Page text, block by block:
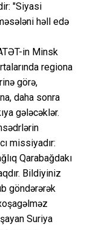
"Siyasi
həll edə
in Minsk
regiona
görə,
daha sonra
gələcəklər.
missiyadır:
Qarabağdakı
Bildiyiniz
göndərərək
Suriya